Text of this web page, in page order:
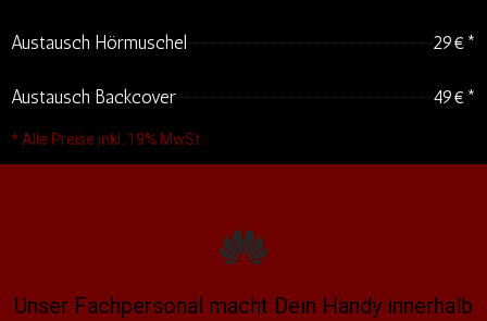
Austausch Hörmuschel 29€*
Austausch Backcover 49€*
* Alle Preise inkl. 19% MwSt.
Unser Fachpersonal macht Dein Handy innerhalb